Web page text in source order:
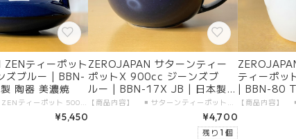
ティーポット
ズブルー | BBN-
陶器 美濃焼
【商品内容】 ◾️ ZENティーポット 500cc 本体 1つ 【製品仕様】 ◾️ サイズ：500cc ◾️ カラー：ジーンズブルー ◾️ 素材 ・本体：陶器（美濃焼） ・金属部分：18-8ステンレス（日本製） ◾️ 生産地：日本、岐阜県土岐市 ◾️ 食洗機：使用可 【生産地】 ◾️ ZEROJAPAN ZENティーポット 500cc 本体：日本製・岐阜県土岐市 金属部分：日本製・新潟県燕市 【加工者】 有限会社 ZERO JAPAN 【販売者】 有限会社ガーラジャパン 【お届けについて】 「宅配便（送料無料）」にて、大切にお届けします。 日付指定が可能です。
¥5,450
ZEROJAPAN サターンティー
ポットX 900cc ジーンズブ
ルー | BBN-17X JB | 日本製
陶器 美濃焼
【商品内容】 ◾️ サターンティーポットX 900cc 本体 1つ 【製品仕様】 ◾️ サイズ：900cc ◾️ カラー：ジーンズブルー ◾️ 素材 ・本体：陶器（美濃焼） ・金属部分：18-8ステンレス（日本製） ◾️ 生産地：日本、岐阜県土岐市 ◾️ 食洗機：使用可 【生産地】 ◾️ ZEROJAPAN サターンティーポットX 900cc 本体：日本製・岐阜県土岐市 金属部分：日本製・新潟県燕市 【加工者】 有限会社 ZERO JAPAN 【販売者】 有限会社ガーラジャパン 【お届けについて】 「宅配便（送料無料）」にて、大切にお届けします。 日付指定が可能です。
¥4,700
残り 1 個
ティーポッ
| BBN-80
濃焼